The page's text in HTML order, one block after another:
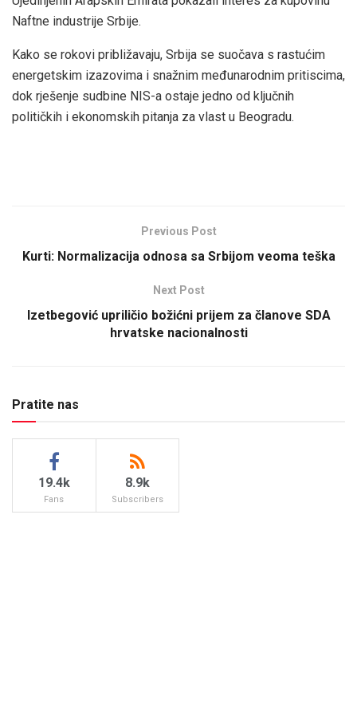
Naftne industrije Srbije.
Kako se rokovi približavaju, Srbija se suočava s rastućim
energetskim izazovima i snažnim međunarodnim pritiscima,
dok rješenje sudbine NIS-a ostaje jedno od ključnih
političkih i ekonomskih pitanja za vlast u Beogradu.
Previous Post
Kurti: Normalizacija odnosa sa Srbijom veoma teška
Next Post
Izetbegović upriličio božićni prijem za članove SDA
hrvatske nacionalnosti
Pratite nas
19.4k
Fans
8.9k
Subscribers